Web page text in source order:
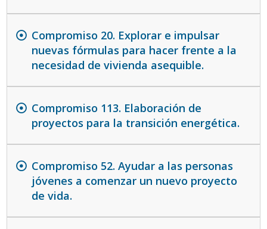
Compromiso 20. Explorar e impulsar
nuevas fórmulas para hacer frente a la
necesidad de vivienda asequible.
Compromiso 113. Elaboración de
proyectos para la transición energética.
Compromiso 52. Ayudar a las personas
jóvenes a comenzar un nuevo proyecto
de vida.